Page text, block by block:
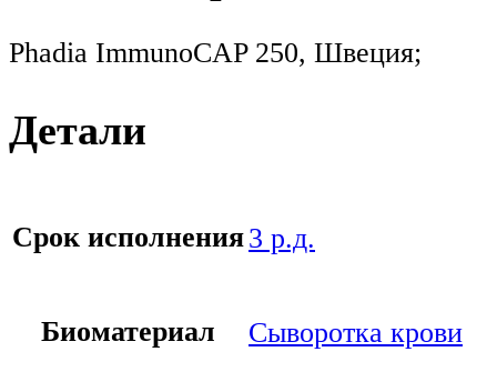
Phadia ImmunoCAP 250, Швеция;
Детали
Срок исполнения3 р.д.
Биоматериал Сыворотка крови